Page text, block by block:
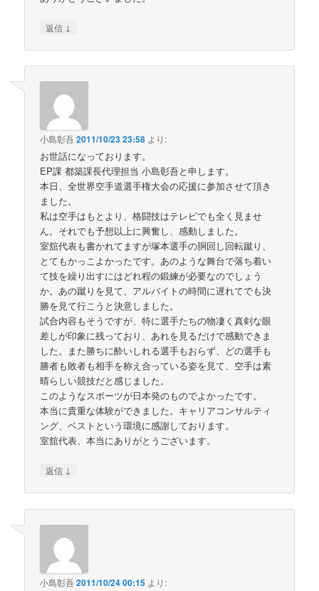
返信 ↓
小島彰吾2011/10/23 23:58 より:
お世話になっております。
EP課 都築課長代理担当 小島彰吾と申します。
本日、全世界空手道選手権大会の応援に参加させて頂き
ました。
私は空手はもとより、格闘技はテレビでも全く見ませ
ん。それでも予想以上に興奮し、感動しました。
室舘代表も書かれてますが塚本選手の胴回し回転蹴り、
とてもかっこよかったです。あのような舞台で落ち着い
て技を繰り出すにはどれ程の鍛練が必要なのでしょう
か。あの蹴りを見て、アルバイトの時間に遅れてでも決
勝を見て行こうと決意しました。
試合内容もそうですが、特に選手たちの物凄く真剣な眼
差しが印象に残っており、あれを見るだけで感動できま
した。また勝ちに酔いしれる選手もおらず、どの選手も
勝者も敗者も相手を称え合っている姿を見て、空手は素
晴らしい競技だと感じました。
このようなスポーツが日本発のものでよかったです。
本当に貴重な体験ができました。キャリアコンサルティ
ング、ベストという環境に感謝しております。
室舘代表、本当にありがとうございます。
返信 ↓
小島彰吾2011/10/24 00:15 より: